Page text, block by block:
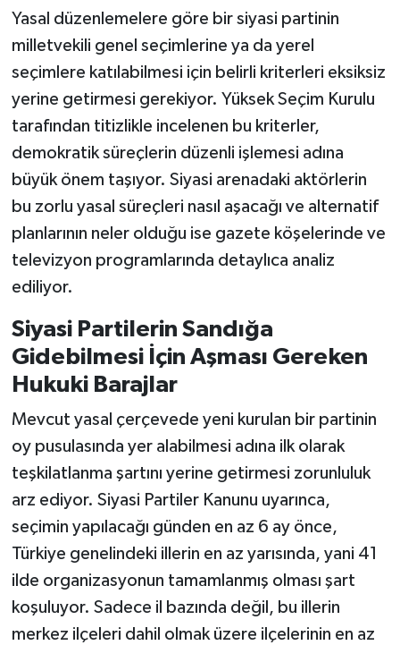
Yasal düzenlemelere göre bir siyasi partinin
milletvekili genel seçimlerine ya da yerel
seçimlere katılabilmesi için belirli kriterleri eksiksiz
yerine getirmesi gerekiyor. Yüksek Seçim Kurulu
tarafından titizlikle incelenen bu kriterler,
demokratik süreçlerin düzenli işlemesi adına
büyük önem taşıyor. Siyasi arenadaki aktörlerin
bu zorlu yasal süreçleri nasıl aşacağı ve alternatif
planlarının neler olduğu ise gazete köşelerinde ve
televizyon programlarında detaylıca analiz
ediliyor.
Siyasi Partilerin Sandığa
Gidebilmesi İçin Aşması Gereken
Hukuki Barajlar
Mevcut yasal çerçevede yeni kurulan bir partinin
oy pusulasında yer alabilmesi adına ilk olarak
teşkilatlanma şartını yerine getirmesi zorunluluk
arz ediyor. Siyasi Partiler Kanunu uyarınca,
seçimin yapılacağı günden en az 6 ay önce,
Türkiye genelindeki illerin en az yarısında, yani 41
ilde organizasyonun tamamlanmış olması şart
koşuluyor. Sadece il bazında değil, bu illerin
merkez ilçeleri dahil olmak üzere ilçelerinin en az